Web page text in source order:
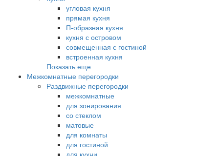
угловая кухня
прямая кухня
П-образная кухня
кухня с островом
совмещенная с гостиной
встроенная кухня
Показать еще
Межкомнатные перегородки
Раздвижные перегородки
межкомнатные
для зонирования
со стеклом
матовые
для комнаты
для гостиной
для кухни